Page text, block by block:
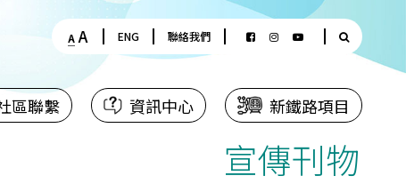
A A ENG 聯絡我們
區聯繫 資訊中心 新鐵路項目
宣傳刊物